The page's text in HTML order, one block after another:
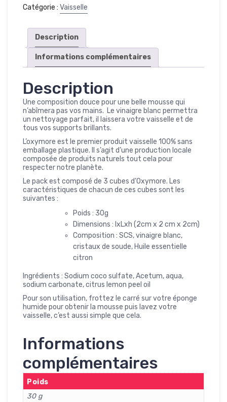
solide
Catégorie : Vaisselle
Description
Informations complémentaires
Description
Une composition douce pour une belle mousse qui
n’abîmera pas vos mains. Le vinaigre blanc permettra
un nettoyage parfait, il laissera votre vaisselle et de
tous vos supports brillants.
L’oxymore est le premier produit vaisselle 100% sans
emballage plastique. Il s’agit d’une production locale
composée de produits naturels tout cela pour
respecter notre planète.
Le pack est composé de 3 cubes d’Oxymore. Les
caractéristiques de chacun de ces cubes sont les
suivantes :
Poids : 30g
Dimensions : lxLxh (2cm x 2 cm x 2cm)
Composition : SCS, vinaigre blanc,
cristaux de soude, Huile essentielle
citron
Ingrédients : Sodium coco sulfate, Acetum, aqua,
sodium carbonate, citrus lemon peel oil
Pour son utilisation, frottez le carré sur votre éponge
humide pour obtenir la mousse puis lavez votre
vaisselle, c’est aussi simple que cela.
Informations
complémentaires
Poids
30 g